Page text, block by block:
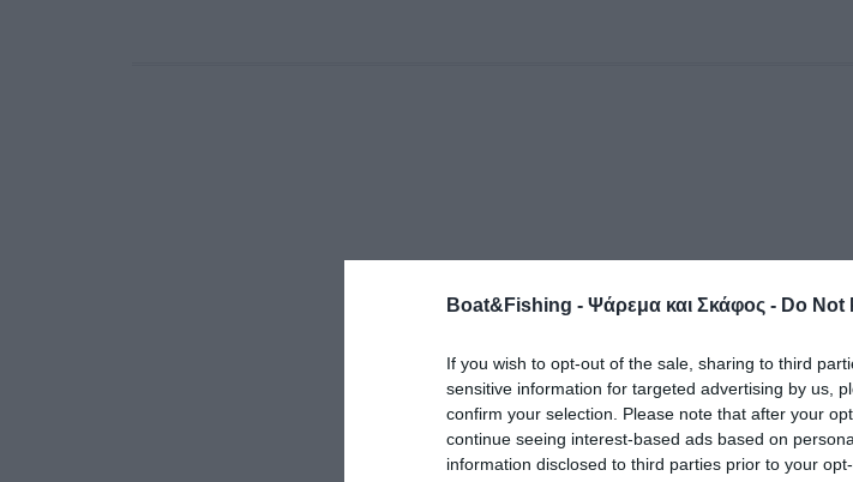
Boat&Fishing - Ψάρεμα και Σκάφος - Do Not
If you wish to opt-out of the sale, sharing to third
sensitive information for targeted advertising by us,
confirm your selection. Please note that after your
continue seeing interest-based ads based on
information disclosed to third parties prior to your